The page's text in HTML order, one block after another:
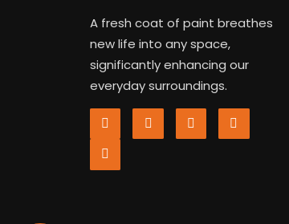
A fresh coat of paint breathes
new life into any space,
significantly enhancing our
everyday surroundings.